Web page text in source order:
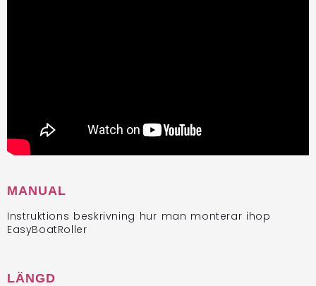
MANUAL
Instruktions beskrivning hur man monterar ihop
EasyBoatRoller
LÄNGD